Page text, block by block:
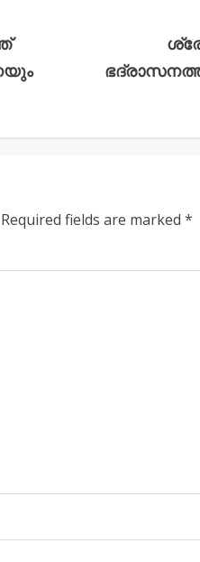
Required fields are marked *